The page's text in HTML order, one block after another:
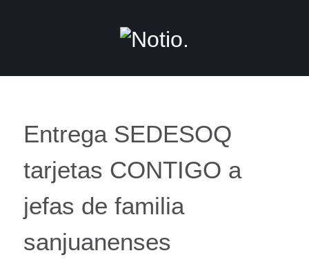
Entrega SEDESOQ
tarjetas CONTIGO a
jefas de familia
sanjuanenses